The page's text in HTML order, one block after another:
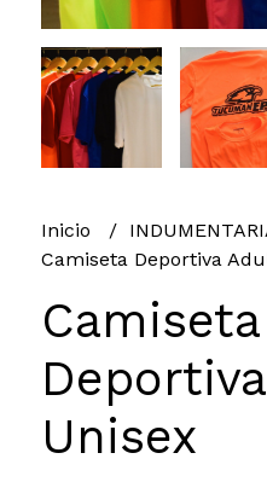
Inicio
Camiseta Deportiva
Camiseta
Unisex